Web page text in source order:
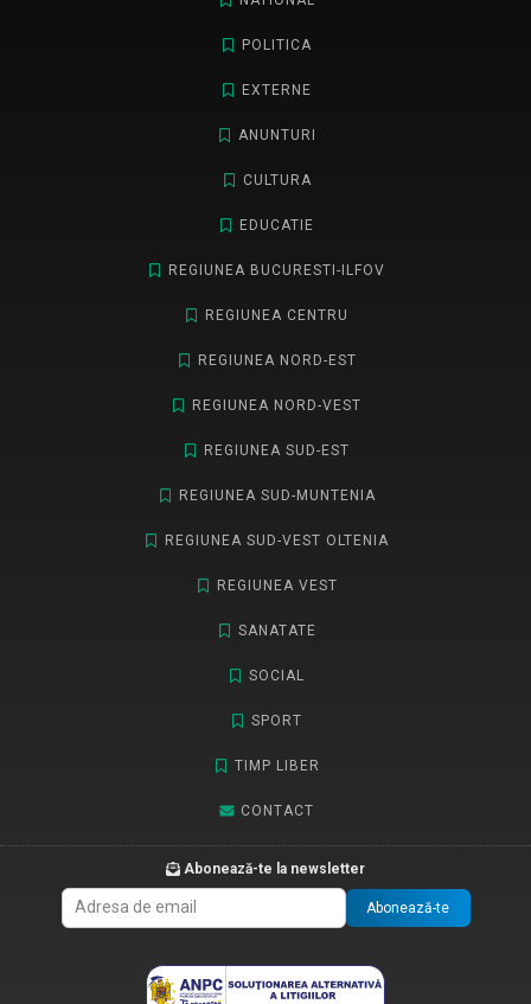
POLITICA
EXTERNE
ANUNTURI
CULTURA
EDUCATIE
REGIUNEA BUCURESTI-ILFOV
REGIUNEA CENTRU
REGIUNEA NORD-EST
REGIUNEA NORD-VEST
REGIUNEA SUD-EST
REGIUNEA SUD-MUNTENIA
REGIUNEA SUD-VEST OLTENIA
REGIUNEA VEST
SANATATE
SOCIAL
SPORT
TIMP LIBER
CONTACT
Abonează-te la newsletter
Abonează-te